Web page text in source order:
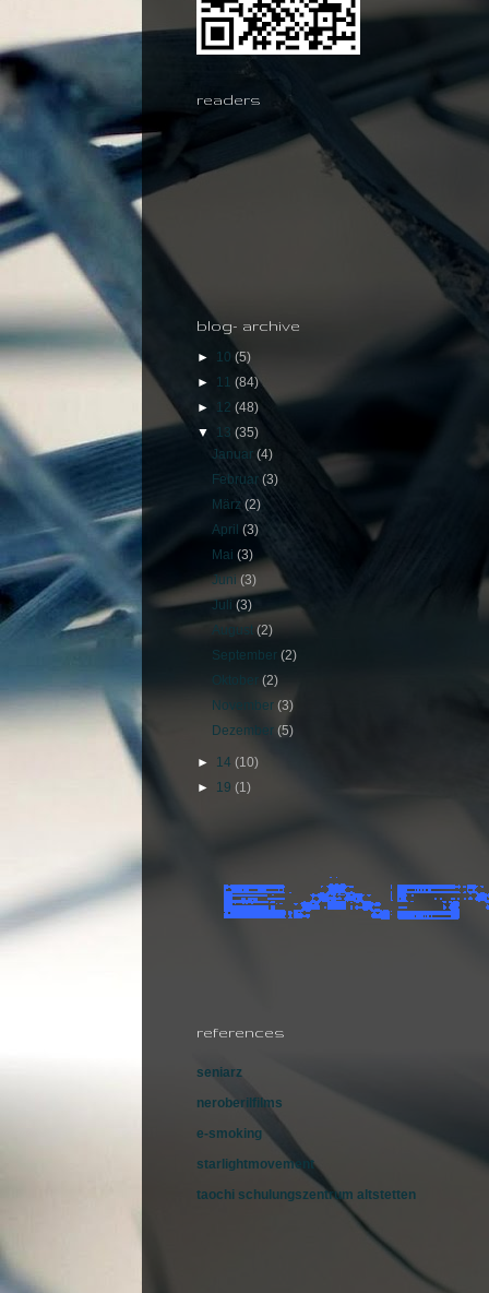
readers
blog- archive
► 10 (5)
► 11 (84)
►
12 (48)
▼ 13 (35)
Januar(4)
Februar(3)
März(2)
April(3)
Mai(3)
Juni(3)
Juli(3)
August(2)
September(2)
Oktober(2)
November(3)
Dezember(5)
► 14 (10)
► 19 (1)
references
seniarz
neroberilfilms
e-smoking
starlightmovement
taochi schulungszentrum altstetten